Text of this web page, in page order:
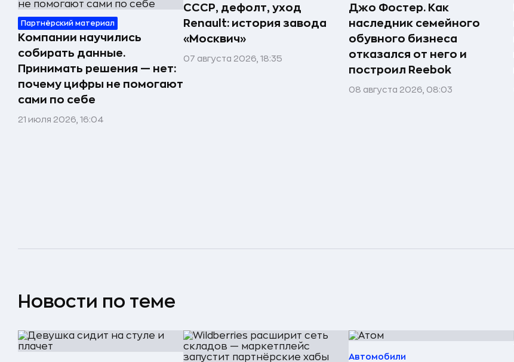
Партнёрский материал
Компании научились
собирать данные.
Принимать решения — нет:
почему цифры не помогают
сами по себе
21 июля 2026, 16:04
СССР, дефолт, уход
Renault: история завода
«Москвич»
07 августа 2026, 18:35
Джо Фостер. Как
наследник семейного
обувного бизнеса
отказался от него и
построил Reebok
08 августа 2026, 08:03
Новости по теме
Автомобили